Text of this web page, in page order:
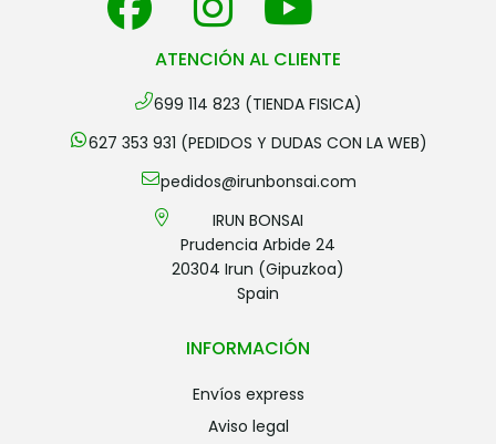
ATENCIÓN AL CLIENTE
699 114 823 (TIENDA FISICA)
627 353 931 (PEDIDOS Y DUDAS CON LA WEB)
pedidos@irunbonsai.com
IRUN BONSAI
Prudencia Arbide 24
20304 Irun (Gipuzkoa)
Spain
INFORMACIÓN
envíos express
aviso legal